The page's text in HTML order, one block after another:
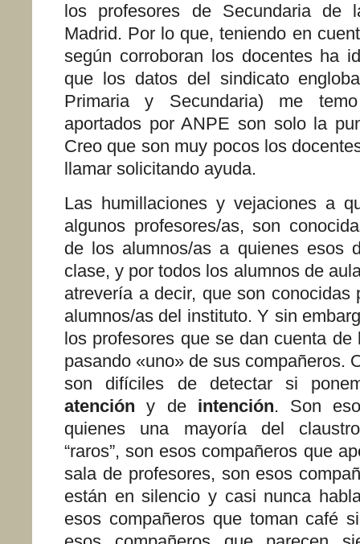
los profesores de Secundaria de
Madrid. Por lo que, teniendo en
según corroboran los docentes ha
que los datos del sindicato
Primaria y Secundaria) me
aportados por ANPE son solo la
Creo que son muy pocos los
llamar solicitando ayuda.
Las humillaciones y vejaciones a
algunos profesores/as, son
de los alumnos/as a quienes esos
clase, y por todos los alumnos de
atrevería a decir, que son conocidas
alumnos/as del instituto. Y sin
los profesores que se dan cuenta
pasando «uno» de sus compañeros.
son difíciles de detectar si
atención y deintención. Son
quienes una mayoría del
“raros”, son esos compañeros que
sala de profesores, son esos
están en silencio y casi nunca
esos compañeros que toman café